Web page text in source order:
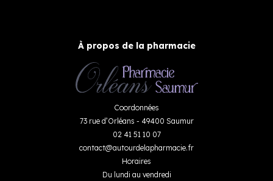
À propos de la pharmacie
Coordonnées
73 rue d’Orléans - 49400 Saumur
02 41 51 10 07
contact@autourdelapharmacie.fr
Horaires
Du lundi au vendredi